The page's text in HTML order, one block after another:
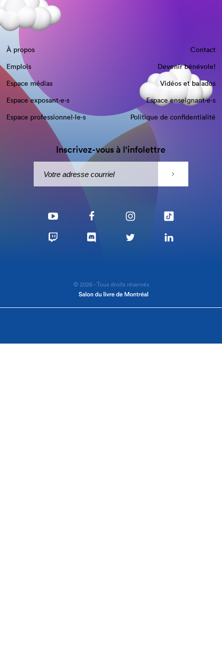
À propos
Contact
Emplois
Devenir bénévole!
Espace médias
Vidéos et balados
Espace exposant·e⋅s
Espace enseignant·e⋅s
Espace professionnel·le⋅s
Politique de confidentialité
Inscrivez-vous à l'infolettre
© 2026 - Tous droits réservés